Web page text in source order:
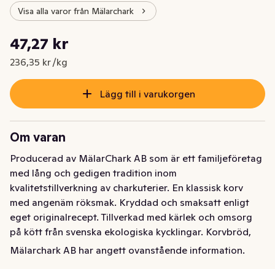
Visa alla varor från Mälarchark
Nuvarande pris är: 47,27 kr
47,27 kr
236,35 kr /kg
Styckpris: 236,35 kr /kg
Lägg till i varukorgen
Om varan
Producerad av MälarChark AB som är ett familjeföretag
med lång och gedigen tradition inom
kvalitetstillverkning av charkuterier. En klassisk korv
med angenäm röksmak. Kryddad och smaksatt enligt
eget originalrecept. Tillverkad med kärlek och omsorg
på kött från svenska ekologiska kycklingar. Korvbröd,
potatismos, räksallad, rostad lök, senap, ketchup. Det
Mälarchark AB har angett ovanstående information.